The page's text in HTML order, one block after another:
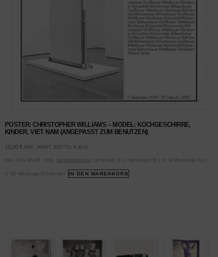
POSTER: CHRISTOPHER WILLIAMS – MODEL: KOCHGESCHIRRE,
KINDER, VIET NAM (ANGEPASST ZUM BENUTZEN)
10,00 € INKL. MWST. (NETTO: 8,40 €)
inkl. 19 % MwSt. zzgl. Versandkosten Lieferzeit: 2-7 Werktage DE / 5-10 Werktage EU /
5-30 Werktage Drittländer IN DEN WARENKORB